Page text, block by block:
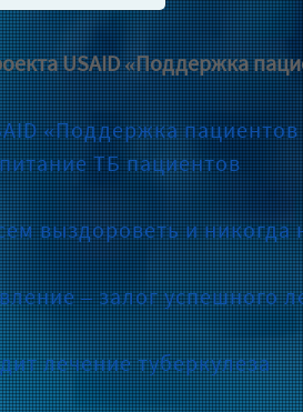
USAID «Поддержка
«Поддержка
ТБ пациентов
выздороветь и никогда
– залог успешного
лечение туберкулеза